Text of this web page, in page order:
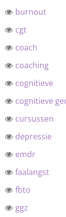
burnout
cgt
coach
coaching
cognitieve
cognitieve
cursussen
depressie
emdr
faalangst
fbto
ggz